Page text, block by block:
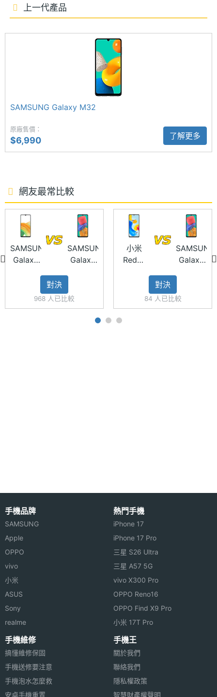
四鏡頭主相機
SAMSUNG Galaxy M33 5G 後置 5,000 萬畫素主鏡
頭 + 500 萬畫素 123 度超廣角鏡頭 + 200 萬畫素景
深鏡頭 + 200 萬畫素微距鏡頭；主相機提供十倍數位
變焦，具備場景智慧辨識、人像模式、AR 貼圖、一鍵
拍錄、超慢動作攝影等功能。前置 800 萬畫素鏡頭，
支援美顏自拍、臉部解鎖。
◎ 6.6 吋 2,408 x 1,080pixels 解析度 TFT 螢幕
◎ SAMSUNG Exynos 1280, 2.4GHz + 2GHz 八核心
處理器
◎ 6GB RAM / 128GB ROM
◎ Wi-Fi 5、藍牙 5.1、NFC、Samsung Pay
◎ 前置 800 萬畫素鏡頭
◎ 後置 5,000 萬畫素 + 500 萬畫素 + 200 萬畫素 +
ROM儲
128 GB
量
顯示螢幕
尺寸
主螢幕
解析度
2408x1080 pixels
主螢幕
像素密
400 ppi
材質
TFT
主相機
畫素
感光元
件
主相機
主相機
LED補
光燈
自動對
上一代產品
SAMSUNG Galaxy M32
原廠售價：
$6,990 了解更多
網友最常比較
SAMSUNG
Galaxy
(6GB/128GB)
SAMSUNG
Galaxy
對決
968 人已比較
小米
Redmi
SAMSUNG
Galaxy
對決
84 人已比較
手機品牌
SAMSUNG
Apple
OPPO
vivo
小米
ASUS
Sony
realme
熱門手機
iPhone 17
iPhone 17 Pro
三星 S26 Ultra
三星 A57 5G
vivo X300 Pro
OPPO Reno16
OPPO Find X9 Pro
小米 17T Pro
手機維修
搞懂維修保固
手機送修要注意
手機泡水怎麼救
安卓手機重置
手機王
關於我們
聯絡我們
隱私權政策
智慧財產權聲明